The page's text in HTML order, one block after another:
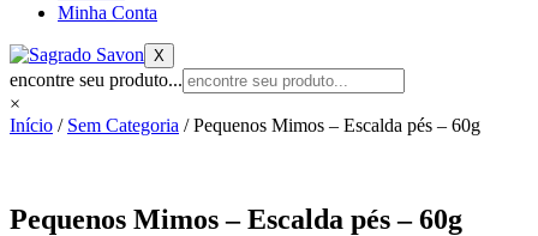
Minha Conta
X
encontre seu produto...
×
Início / Sem Categoria / Pequenos Mimos – Escalda pés – 60g
Pequenos Mimos – Escalda pés – 60g